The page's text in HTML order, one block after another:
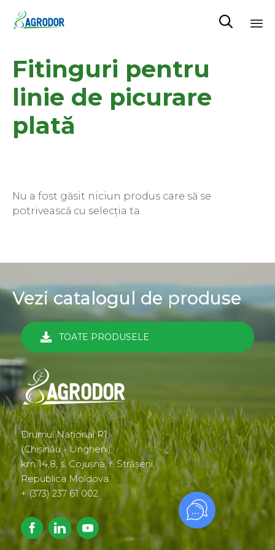

to
content
Fitinguri pentru
linie de picurare
plată
Nu a fost găsit niciun produs care să se
potrivească cu selecția ta.
Vezi catalogul de produse
TOATE PRODUSELE
Drumul Național R1
(Chișinău - Ungheni),
km 14,8, s. Cojușna, r. Strășeni,
Republica Moldova.
+ (373) 237 61 002